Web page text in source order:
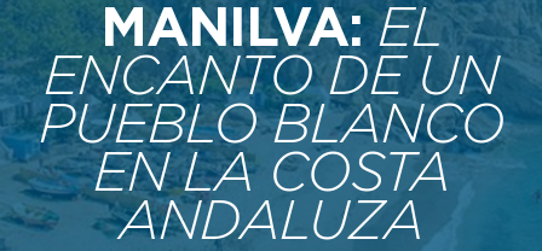
MANILVA:EL
ENCANTO DE UN
PUEBLO BLANCO
EN LA COSTA
ANDALUZA